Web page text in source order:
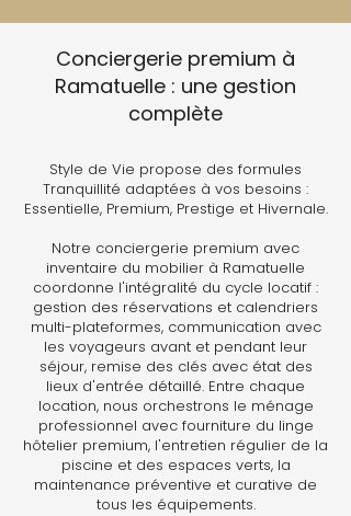
Conciergerie premium à
Ramatuelle : une gestion
complète
Style de Vie propose des formules
Tranquillité adaptées à vos besoins :
Essentielle, Premium, Prestige et Hivernale.
Notre conciergerie premium avec
inventaire du mobilier à Ramatuelle
coordonne l'intégralité du cycle locatif :
gestion des réservations et calendriers
multi-plateformes, communication avec
les voyageurs avant et pendant leur
séjour, remise des clés avec état des
lieux d'entrée détaillé. Entre chaque
location, nous orchestrons le ménage
professionnel avec fourniture du linge
hôtelier premium, l'entretien régulier de la
piscine et des espaces verts, la
maintenance préventive et curative de
tous les équipements.